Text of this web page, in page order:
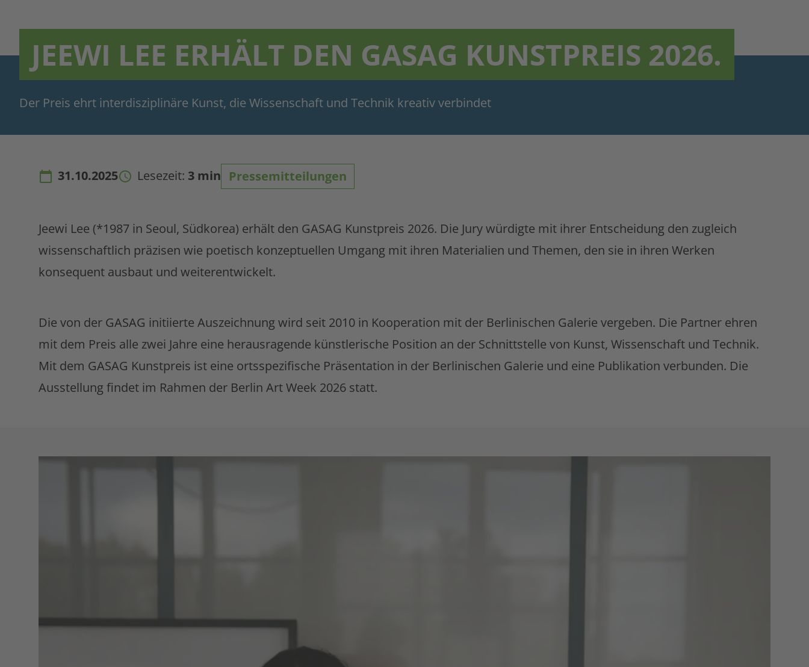
JEEWI LEE ERHÄLT DEN GASAG KUNSTPREIS 2026.
Der Preis ehrt interdisziplinäre Kunst, die Wissenschaft und Technik kreativ verbindet
31.10.2025 Lesezeit: 3 min Pressemitteilungen
Jeewi Lee (*1987 in Seoul, Südkorea) erhält den GASAG Kunstpreis 2026. Die Jury würdigte mit ihrer Entscheidung den zugleich
wissenschaftlich präzisen wie poetisch konzeptuellen Umgang mit ihren Materialien und Themen, den sie in ihren Werken
konsequent ausbaut und weiterentwickelt.
Die von der GASAG initiierte Auszeichnung wird seit 2010 in Kooperation mit der Berlinischen Galerie vergeben. Die Partner ehren
mit dem Preis alle zwei Jahre eine herausragende künstlerische Position an der Schnittstelle von Kunst, Wissenschaft und Technik.
Mit dem GASAG Kunstpreis ist eine ortsspezifische Präsentation in der Berlinischen Galerie und eine Publikation verbunden. Die
Ausstellung findet im Rahmen der Berlin Art Week 2026 statt.